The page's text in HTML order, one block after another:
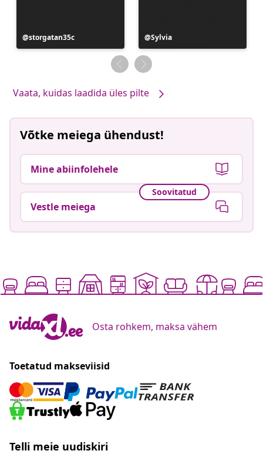
Postitus
avaldatud
storgatan35c
Postitus
avaldatud
Sylvia
Vaata, kuidas laadida üles pilte
Võtke meiega ühendust!
Mine abiinfolehele
Soovitatud
Vestle meiega
Osta rohkem, maksa vähem
Toetatud makseviisid
Telli meie uudiskiri